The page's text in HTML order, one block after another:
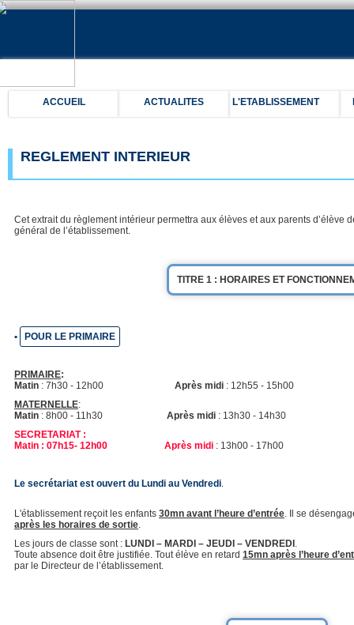
ACCUEIL ACTUALITES L'ETABLISSEMENT
REGLEMENT INTERIEUR
Cet extrait du règlement intérieur permettra aux élèves et aux parents d’élève
général de l’établissement.
TITRE 1 : HORAIRES ET
• POUR LE PRIMAIRE
PRIMAIRE:
Matin : 7h30 - 12h00 Après midi : 12h55 - 15h00
MATERNELLE:
Matin : 8h00 - 11h30 Après midi : 13h30 - 14h30
SECRETARIAT :
Matin : 07h15- 12h00 Après midi : 13h00 - 17h00
Le secrétariat est ouvert du Lundi au Vendredi.
L'établissement reçoit les enfants 30mn avant l’heure d’entrée. Il se
après les horaires de sortie.
Les jours de classe sont : LUNDI – MARDI – JEUDI – VENDREDI .
Toute absence doit être justifiée. Tout élève en retard 15mn après l’heure
par le Directeur de l’établissement.